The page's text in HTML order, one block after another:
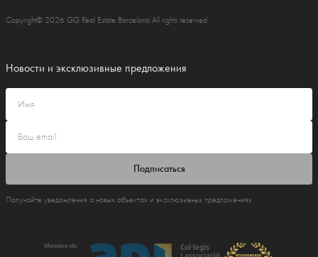
Copyright© 2026 GG Real Estate Barcelona All rights reserved
Новости и эксклюзивные предложения
Подписаться
Получайте уведомления о новых объектах и эксклюзивных предложениях